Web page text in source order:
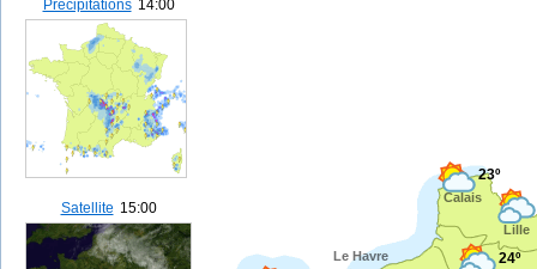
Lille
Calais
23º
Le Havre 24º
Précipitations 14:00
Satellite 15:00